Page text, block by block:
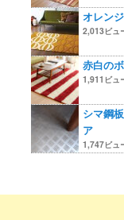
オレン
2,013ビュ
赤白の
1,911ビュ
シマ鋼
ア
1,747ビュ